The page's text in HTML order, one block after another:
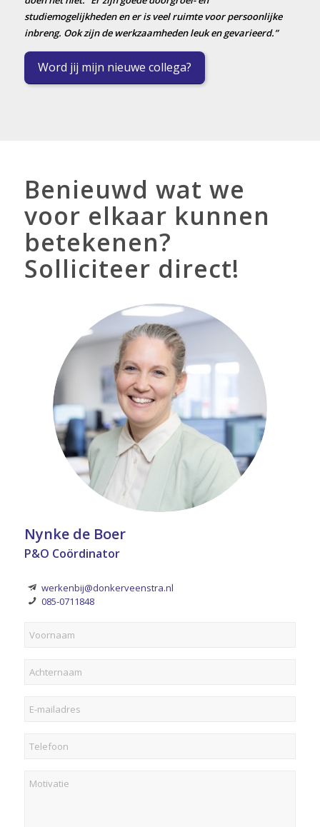
studiemogelijkheden en er is veel ruimte voor persoonlijke
inbreng. Ook zijn de werkzaamheden leuk en gevarieerd.”
Word jij mijn nieuwe collega?
Benieuwd wat we
voor elkaar kunnen
betekenen?
Solliciteer direct!
Nynke de Boer
P&O Coördinator
werkenbij@donkerveenstra.nl
085-0711848
Voornaam
Achternaam
E-
Telefoon
Motivatie